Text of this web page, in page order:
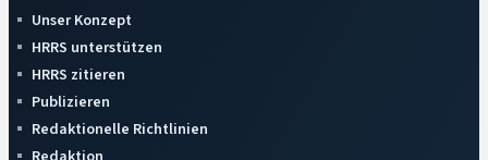
Unser Konzept
HRRS unterstützen
HRRS zitieren
Publizieren
Redaktionelle Richtlinien